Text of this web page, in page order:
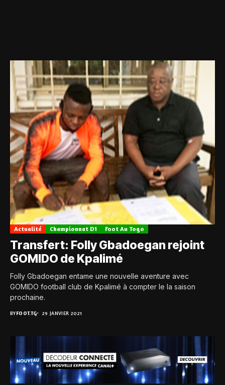
Actualité Championnat D1 Foot Au Togo
Transfert: Folly Gbadoegan rejoint
GOMIDO de Kpalimé
Folly Gbadoegan entame une nouvelle aventure avec
GOMIDO football club de Kpalimé à compter le la saison
prochaine.
BYFOOT.TG 29 JANVIER 2021